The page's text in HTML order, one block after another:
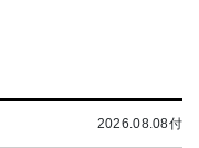
2026.08.08付